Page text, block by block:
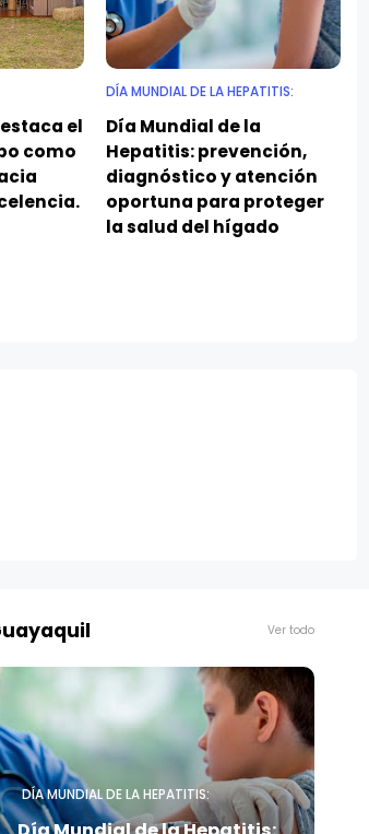
el
como
DÍA MUNDIAL DE LA HEPATITIS:
Día Mundial de la
Hepatitis: prevención,
diagnóstico y atención
oportuna para proteger
la salud del hígado
Ver todo
DÍA MUNDIAL DE LA HEPATITIS: